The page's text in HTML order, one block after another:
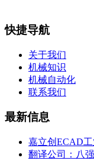
快捷导航
关于我们
机械知识
机械自动化
联系我们
最新信息
嘉立创ECAD
翻译公司：八